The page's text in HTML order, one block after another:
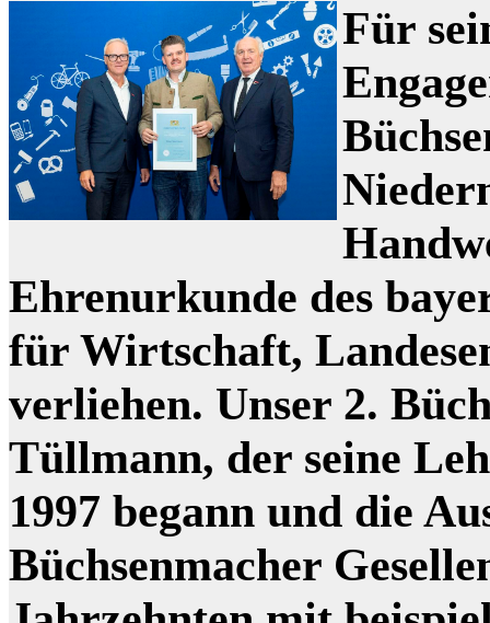
Für
Ehrenurkunde des
für Wirtschaft,
verliehen. Unser 2.
Tüllmann, der seine
1997 begann und die
Büchsenmacher